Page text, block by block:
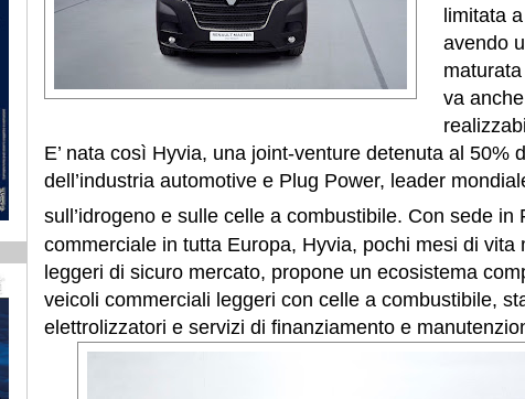
limitata
avendo
va
E’ nata così Hyvia, una joint-venture detenuta al 50%
dell’industria automotive e Plug Power, leader
sull’idrogeno e sulle celle a combustibile. Con sede in
commerciale in tutta Europa, Hyvia, pochi mesi di
leggeri di sicuro mercato, propone un ecosistema
veicoli commerciali leggeri con celle a combustibile,
elettrolizzatori e servizi di finanziamento e